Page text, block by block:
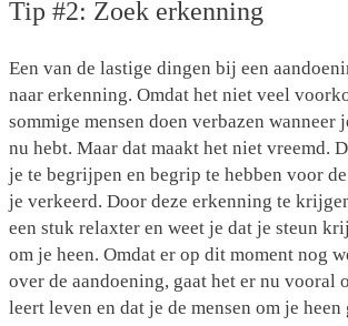
Tip #2: Zoek erkenning
Een van de lastige dingen bij een
naar erkenning. Omdat het niet veel
sommige mensen doen verbazen wanneer
nu hebt. Maar dat maakt het niet vreemd.
je te begrijpen en begrip te hebben voor
je verkeerd. Door deze erkenning te
een stuk relaxter en weet je dat je steun
om je heen. Omdat er op dit moment nog
over de aandoening, gaat het er nu vooral
leert leven en dat je de mensen om je